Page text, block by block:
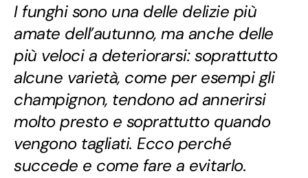
I funghi sono una delle delizie più
amate dell’autunno, ma anche delle
più veloci a deteriorarsi: soprattutto
alcune varietà, come per esempi gli
champignon, tendono ad annerirsi
molto presto e soprattutto quando
vengono tagliati. Ecco perché
succede e come fare a evitarlo.